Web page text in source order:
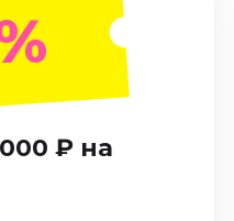
₽ на